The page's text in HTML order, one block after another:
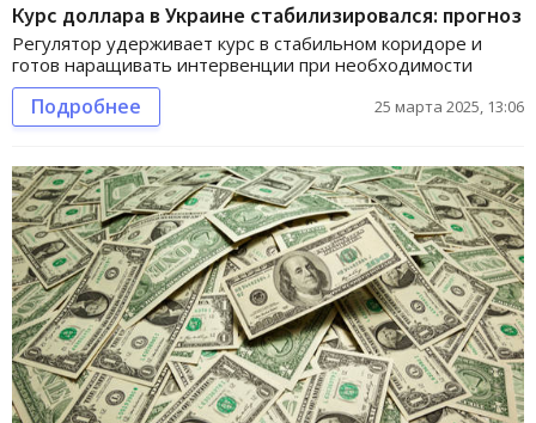
Курс доллара в Украине стабилизировался: прогноз
Регулятор удерживает курс в стабильном коридоре и
готов наращивать интервенции при необходимости
Подробнее 25 марта 2025, 13:06